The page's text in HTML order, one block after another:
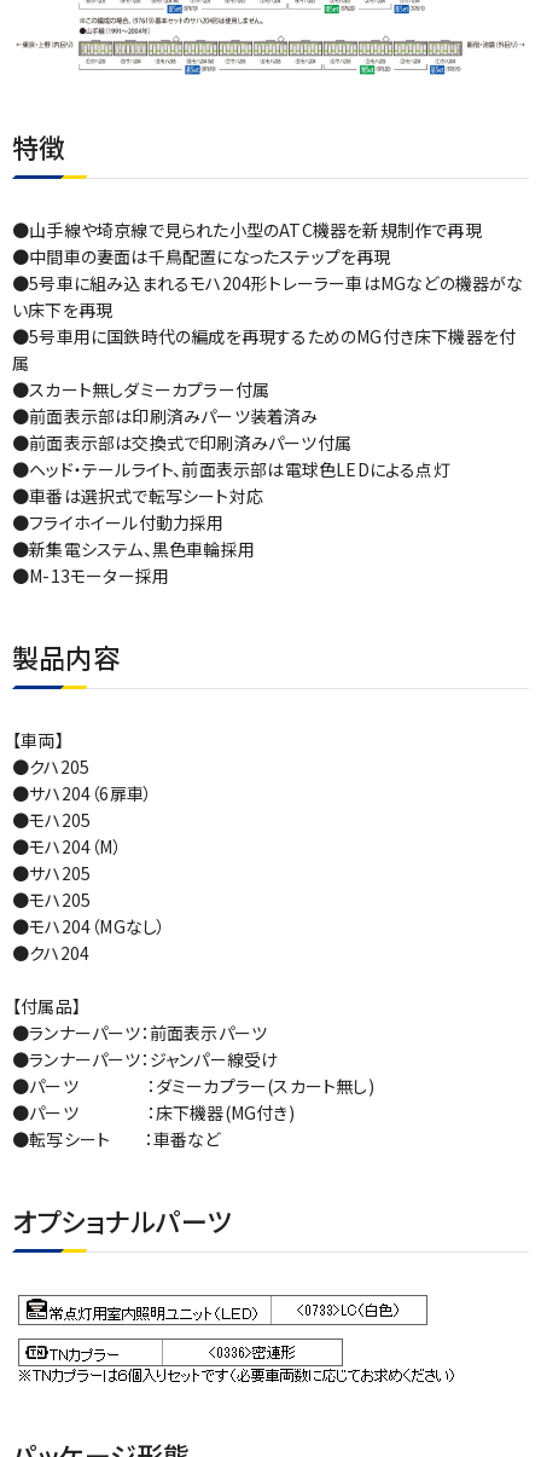
特徴
●山手線や埼京線で見られた小型のATC機器を新規制作で再現
●中間車の妻面は千鳥配置になったステップを再現
●5号車に組み込まれるモハ204形トレーラー車はMGなどの機器がな
い床下を再現
●5号車用に国鉄時代の編成を再現するためのMG付き床下機器を付
属
●スカート無しダミーカプラー付属
●前面表示部は印刷済みパーツ装着済み
●前面表示部は交換式で印刷済みパーツ付属
●ヘッド・テールライト、前面表示部は電球色LEDによる点灯
●車番は選択式で転写シート対応
●フライホイール付動力採用
●新集電システム、黒色車輪採用
●M-13モーター採用
製品内容
【車両】
●クハ205
●サハ204（6扉車）
●モハ205
●モハ204（M）
●サハ205
●モハ205
●モハ204（MGなし）
●クハ204
【付属品】
●ランナーパーツ：前面表示パーツ
●ランナーパーツ：ジャンパー線受け
●パーツ ：ダミーカプラー(スカート無し)
●パーツ ：床下機器(MG付き)
●転写シート ：車番など
オプショナルパーツ